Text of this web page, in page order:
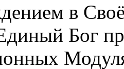
в
Бог